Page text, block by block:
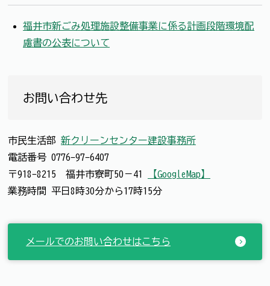
福井市新ごみ処理施設整備事業に係る計画段階環境配
慮書の公表について
お問い合わせ先
市民生活部 新クリーンセンター建設事務所
電話番号 0776-97-6407
〒918-8215 福井市寮町50－41
【GoogleMap】
業務時間 平日8時30分から17時15分
メールでのお問い合わせはこちら